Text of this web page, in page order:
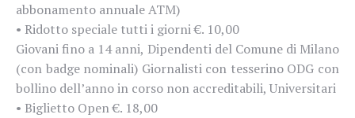
abbonamento annuale ATM)
• Ridotto speciale tutti i giorni €. 10,00
Giovani fino a 14 anni, Dipendenti del Comune di Milano
(con badge nominali) Giornalisti con tesserino ODG con
bollino dell’anno in corso non accreditabili, Universitari
• Biglietto Open €. 18,00